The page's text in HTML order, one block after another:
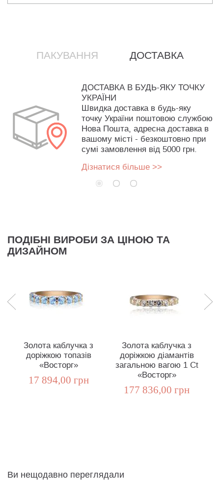
ПАКУВАННЯ ДОСТАВКА
ДОСТАВКА В БУДЬ-ЯКУ ТОЧКУ
УКРАЇНИ
Швидка доставка в будь-яку
точку України поштовою службою
Нова Пошта, адресна доставка в
вашому місті - безкоштовно при
сумі замовлення від 5000 грн.
Дізнатися більше >>
ПОДІБНІ ВИРОБИ ЗА ЦІНОЮ ТА
ДИЗАЙНОМ
Золота каблучка з
доріжкою топазів
«Восторг»
17 894,00 грн
Золота каблучка з
доріжкою діамантів
загальною вагою 1 Ct
«Восторг»
177 836,00 грн
Ви нещодавно переглядали